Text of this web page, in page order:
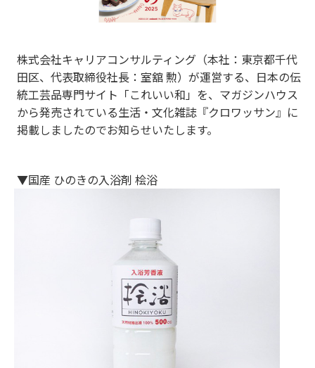
株式会社キャリアコンサルティング（本社：東京都千代
田区、代表取締役社長：室舘 勲）が運営する、日本の伝
統工芸品専門サイト「これいい和」を、マガジンハウス
から発売されている生活・文化雑誌『クロワッサン』に
掲載しましたのでお知らせいたします。
▼国産 ひのきの入浴剤 桧浴